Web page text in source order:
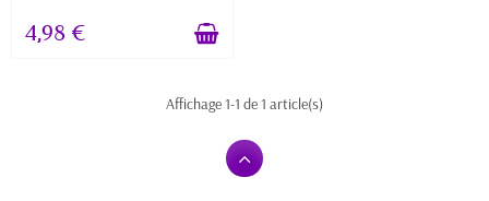
4,98 €
Affichage 1-1 de 1 article(s)